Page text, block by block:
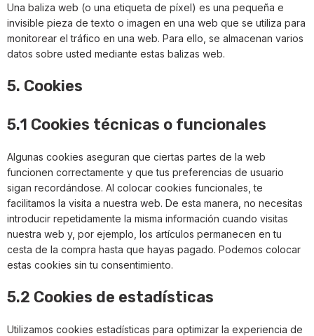
Una baliza web (o una etiqueta de píxel) es una pequeña e
invisible pieza de texto o imagen en una web que se utiliza para
monitorear el tráfico en una web. Para ello, se almacenan varios
datos sobre usted mediante estas balizas web.
5. Cookies
5.1 Cookies técnicas o funcionales
Algunas cookies aseguran que ciertas partes de la web
funcionen correctamente y que tus preferencias de usuario
sigan recordándose. Al colocar cookies funcionales, te
facilitamos la visita a nuestra web. De esta manera, no necesitas
introducir repetidamente la misma información cuando visitas
nuestra web y, por ejemplo, los artículos permanecen en tu
cesta de la compra hasta que hayas pagado. Podemos colocar
estas cookies sin tu consentimiento.
5.2 Cookies de estadísticas
Utilizamos cookies estadísticas para optimizar la experiencia de